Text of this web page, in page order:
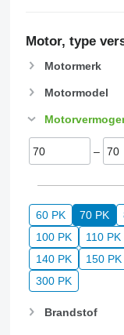
Motor, type
Motormerk
Motormodel
–
60 PK 70 PK
100 PK
110 PK
140 PK
150 PK
300 PK
Brandstof